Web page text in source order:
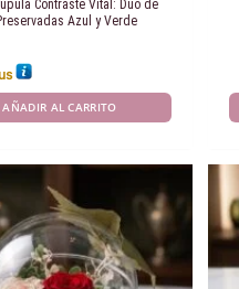
Contraste Vital: Dúo de
Azul y Verde
AÑADIR AL CARRITO